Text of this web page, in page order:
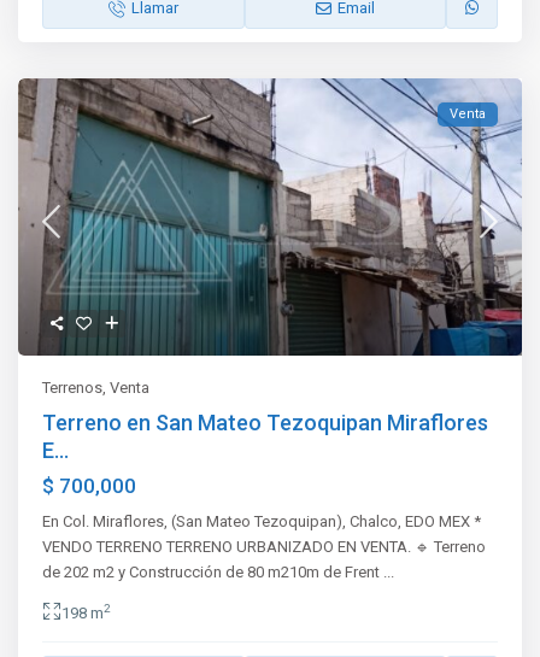
Llamar Email
Venta
Terrenos,Venta
Terreno en San Mateo Tezoquipan Miraflores
E...
$ 700,000
En Col. Miraflores, (San Mateo Tezoquipan), Chalco, EDO MEX *
VENDO TERRENO TERRENO URBANIZADO EN VENTA. 🔹 Terreno
de 202 m2 y Construcción de 80 m210m de Frent ...
198 m2